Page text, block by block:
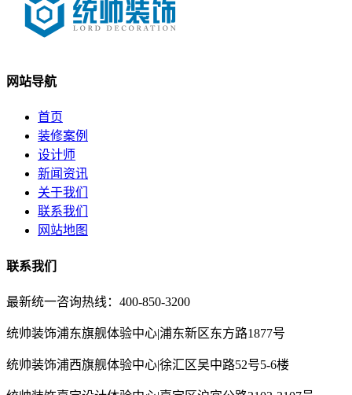
网站导航
首页
装修案例
设计师
新闻资讯
关于我们
联系我们
网站地图
联系我们
最新统一咨询热线：400-850-3200
统帅装饰浦东旗舰体验中心|浦东新区东方路1877号
统帅装饰浦西旗舰体验中心|徐汇区吴中路52号5-6楼